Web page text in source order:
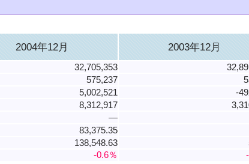
2004年12月 2003年12月
32,705,353
575,237
5,002,521
-
8,312,917
―
83,375.35
138,548.63
-0.6％